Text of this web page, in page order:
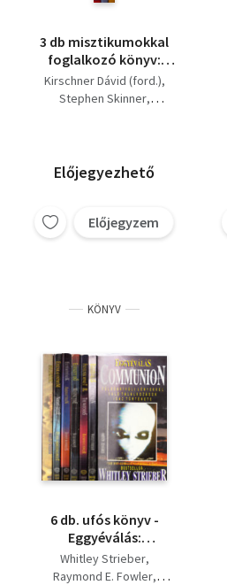
3 db misztikumokkal
foglalkozó könyv:
Megmagyarázhatatlan...,
Millenniumi Próféciák,
Kirschner Dávid (ford.)
Stephen Skinner
Előjegyezhető
Előjegyzem
KÖNYV
6 db. ufós könyv -
Eggyéválás:
Communion + The
watchers Figyelnek
Whitley Strieber
Raymond E. Fowler